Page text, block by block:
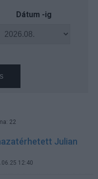
Dátum -ig
22
Julian
12:40